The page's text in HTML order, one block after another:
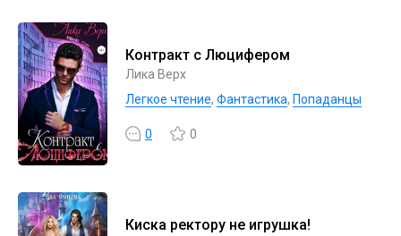
Контракт с Люцифером
Лика Верх
Легкое чтение, Фантастика, Попаданцы
0 0
Киска ректору не игрушка!